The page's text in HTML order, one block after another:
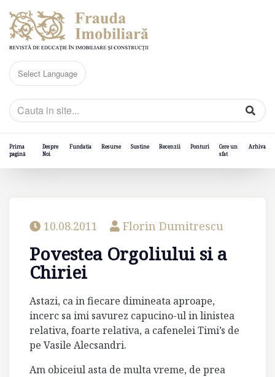
Prima
pagină
Despre
Noi
Fundatia Resurse Sustine Recenzii Ponturi
Cere un
sfat
Arhiva
10.08.2011 Florin Dumitrescu
Povestea Orgoliului si a
Chiriei
Astazi, ca in fiecare dimineata aproape,
incerc sa imi savurez capucino-ul in linistea
relativa, foarte relativa, a cafenelei Timi’s de
pe Vasile Alecsandri.
Am obiceiul asta de multa vreme, de prea